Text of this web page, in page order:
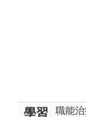
學習
職能